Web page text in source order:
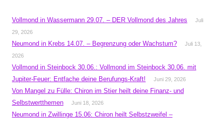
Vollmond in Wassermann 29.07. – DER Vollmond des Jahres
Juli
29, 2026
Neumond in Krebs 14.07. – Begrenzung oder Wachstum?
Juli 13,
2026
Vollmond in Steinbock 30.06.: Vollmond im Steinbock 30.06. mit
Jupiter-Feuer: Entfache deine Berufungs-Kraft!
Juni 29, 2026
Von Mangel zu Fülle: Chiron im Stier heilt deine Finanz- und
Selbstwertthemen
Juni 18, 2026
Neumond in Zwillinge 15.06: Chiron heilt Selbstzweifel –